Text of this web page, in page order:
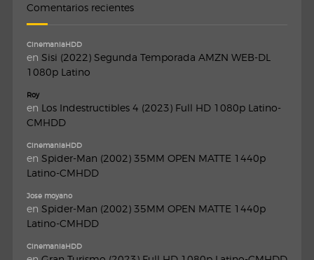
Comentarios recientes
CinemaniaHDD
en Sisi (2022) Segunda Temporada AMZN WEB-DL
1080p Latino
Roy
en Los Indestructibles 4 (2023) Full HD 1080p Latino-
CMHDD
CinemaniaHDD
en Spider-Man (2002) 35MM OPEN MATTE 1440p
Latino-CMHDD
Jose moyano
en Spider-Man (2002) 35MM OPEN MATTE 1440p
Latino-CMHDD
CinemaniaHDD